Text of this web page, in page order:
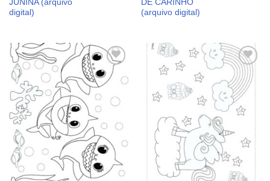
JUNINA (arquivo
digital)
DE CARINHO
(arquivo digital)
Adicionar
aos
meus
desejos
Adicionar
aos
meus
desejos